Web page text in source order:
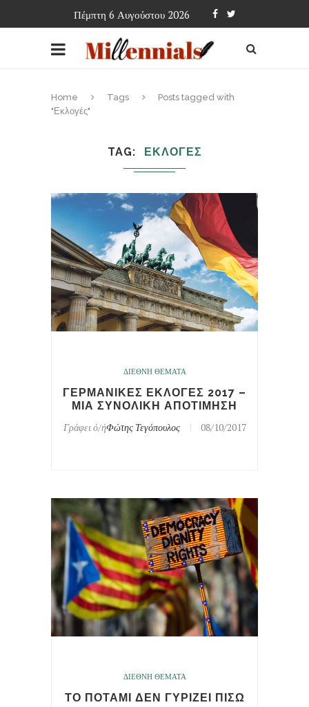
Πέμπτη 6 Αυγούστου 2026
Home Tags
Posts tagged with
"Εκλογές"
TAG ΕΚΛΟΓΕΣ
ΔΙΕΘΝΗ ΘΕΜΑΤΑ
ΓΕΡΜΑΝΙΚΕΣ ΕΚΛΟΓΕΣ 2017 –
ΜΙΑ ΣΥΝΟΛΙΚΗ ΑΠΟΤΙΜΗΣΗ
Γράφει ό/ήΦώτης Τεγόπουλος 08/10/2017
ΔΙΕΘΝΗ ΘΕΜΑΤΑ
ΤΟ ΠΟΤΑΜΙ ΔΕΝ ΓΥΡΙΖΕΙ ΠΙΣΩ